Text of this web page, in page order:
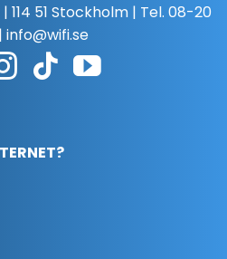
51 Stockholm | Tel. 08-20
| info@wifi.se